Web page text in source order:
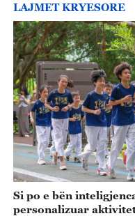
LAJMET KRYESORE
Si po e bën
personalizuar